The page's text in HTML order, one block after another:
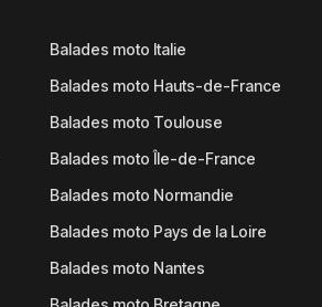
Balades moto Italie
Balades moto Hauts-de-France
Balades moto Toulouse
Balades moto Île-de-France
Balades moto Normandie
Balades moto Pays de la Loire
Balades moto Nantes